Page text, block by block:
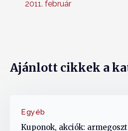
2011. február
Ajánlott cikkek a
Egyéb
Kuponok, akciók: